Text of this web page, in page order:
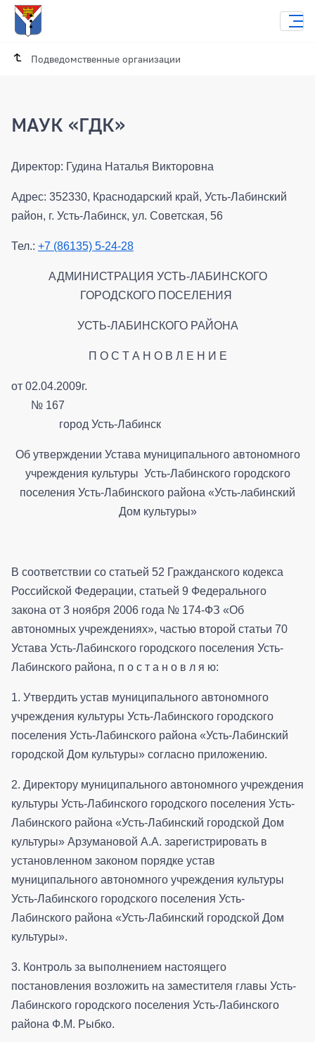
Подведомственные организации
МАУК «ГДК»
Директор: Гудина Наталья Викторовна
Адрес: 352330, Краснодарский край, Усть-Лабинский
район, г. Усть-Лабинск, ул. Советская, 56
Тел.: +7 (86135) 5-24-28
АДМИНИСТРАЦИЯ УСТЬ-ЛАБИНСКОГО
ГОРОДСКОГО ПОСЕЛЕНИЯ
УСТЬ-ЛАБИНСКОГО РАЙОНА
П О С Т А Н О В Л Е Н И Е
от 02.04.2009г.
№ 167
город Усть-Лабинск
Об утверждении Устава муниципального автономного
учреждения культуры Усть-Лабинского городского
поселения Усть-Лабинского района «Усть-лабинский
Дом культуры»
В соответствии со статьей 52 Гражданского кодекса
Российской Федерации, статьей 9 Федерального
закона от 3 ноября 2006 года № 174-ФЗ «Об
автономных учреждениях», частью второй статьи 70
Устава Усть-Лабинского городского поселения Усть-
Лабинского района, п о с т а н о в л я ю:
1. Утвердить устав муниципального автономного
учреждения культуры Усть-Лабинского городского
поселения Усть-Лабинского района «Усть-Лабинский
городской Дом культуры» согласно приложению.
2. Директору муниципального автономного учреждения
культуры Усть-Лабинского городского поселения Усть-
Лабинского района «Усть-Лабинский городской Дом
культуры» Арзумановой А.А. зарегистрировать в
установленном законом порядке устав
муниципального автономного учреждения культуры
Усть-Лабинского городского поселения Усть-
Лабинского района «Усть-Лабинский городской Дом
культуры».
3. Контроль за выполнением настоящего
постановления возложить на заместителя главы Усть-
Лабинского городского поселения Усть-Лабинского
района Ф.М. Рыбко.